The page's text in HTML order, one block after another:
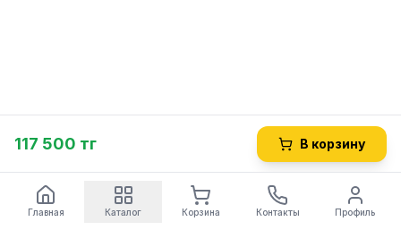
117 500 тг В корзину
Главная Каталог Корзина Контакты Профиль